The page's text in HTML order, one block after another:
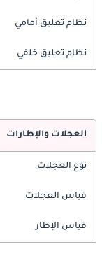
نظام تعليق أمامي
نظام تعليق خلفي
العجلات والإطارات
نوع العجلات
قياس العجلات
قياس الإطار